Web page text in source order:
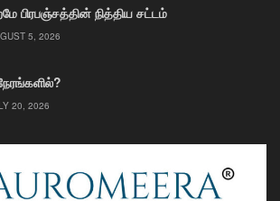
பிரபஞ்சத்தின் நித்திய சட்டம்
5, 2026
20, 2026